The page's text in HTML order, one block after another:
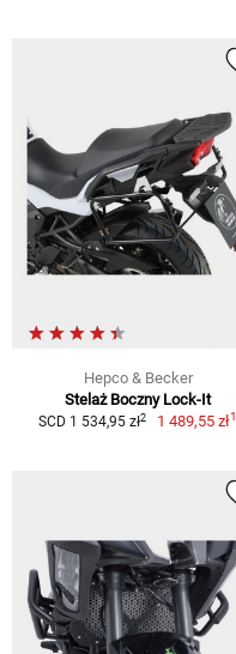
Hepco & Becker
Stelaż Boczny Lock-It
SCD 1 534,95 zł2 1 489,55 zł1